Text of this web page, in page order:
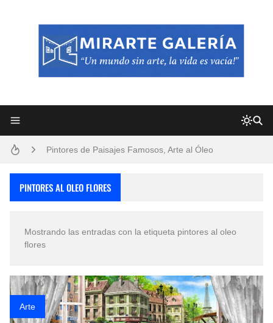
Pintores de Paisajes Famosos, Arte al Óleo
Rostros Bellos, La Perfección del Dibujo A Lápiz, Biryulina Vita
Fotos Artísticas de las Actrices de Hollywood Más Bellas del Mundo
PINTORES AL OLEO FLORES
Mostrando las entradas con la etiqueta pintores al oleo
flores
Arte